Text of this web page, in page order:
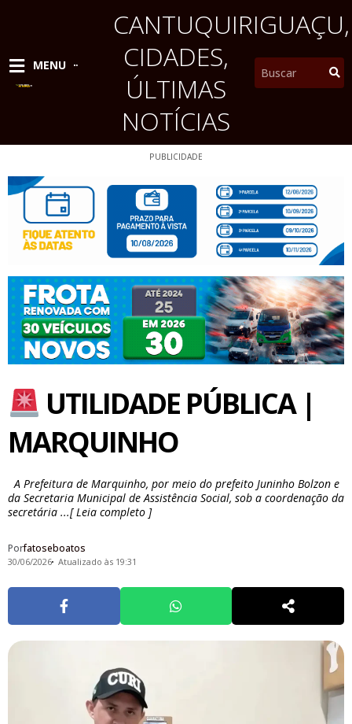
MENU
CANTUQUIRIGUAÇU,
CIDADES,
ÚLTIMAS
NOTÍCIAS
Pesquisar
PUBLICIDADE
UTILIDADE PÚBLICA |
MARQUINHO
A Prefeitura de Marquinho, por meio do prefeito Juninho Bolzon e
da Secretaria Municipal de Assistência Social, sob a coordenação da
secretária ...[ Leia completo ]
Porfatoseboatos
30/06/2026 Atualizado às 19:31